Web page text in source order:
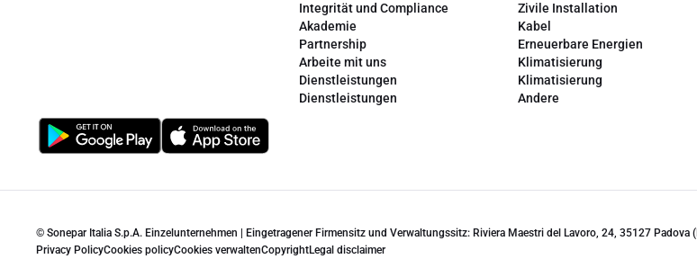
Integrität und Compliance
Akademie
Partnership
Arbeite mit uns
Dienstleistungen
Dienstleistungen
Zivile Installation
Kabel
Erneuerbare Energien
Klimatisierung
Klimatisierung
Andere
© Sonepar Italia S.p.A. Einzelunternehmen | Eingetragener Firmensitz und Verwaltungssitz: Riviera Maestri del Lavoro, 24, 35127
Privacy PolicyCookies policyCookies verwaltenCopyrightLegal disclaimer